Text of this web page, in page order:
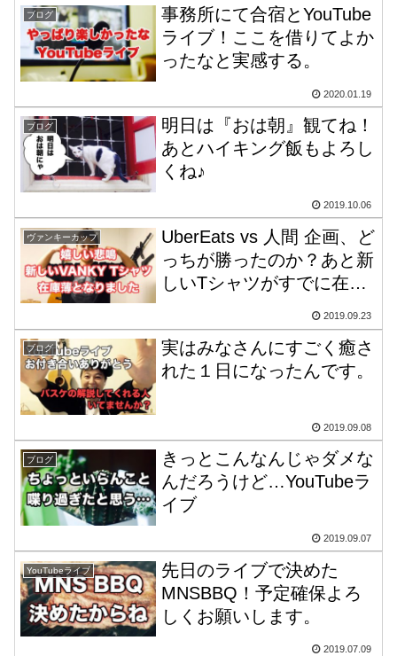
ブログ
事務所にて合宿とYouTube
ライブ！ここを借りてよか
ったなと実感する。
2020.01.19
ブログ
明日は『おは朝』観てね！
あとハイキング飯もよろし
くね♪
2019.10.06
ヴァンキーカップ
UberEats vs 人間 企画、ど
っちが勝ったのか？あと新
しいTシャツがすでに在庫
力！
2019.09.23
ブログ
実はみなさんにすごく癒さ
れた１日になったんです。
2019.09.08
ブログ
きっとこんなんじゃダメな
んだろうけど…YouTubeラ
イブ
2019.09.07
YouTubeライブ
先日のライブで決めた
MNSBBQ！予定確保よろ
しくお願いします。
2019.07.09